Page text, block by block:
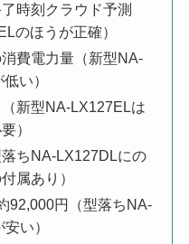
時刻クラウド予測
のほうが正確）
費電力量（新型NA-
い）
新型NA-LX127ELは
）
ちNA-LX127DLにの
属あり）
92,000円（型落ちNA-
い）